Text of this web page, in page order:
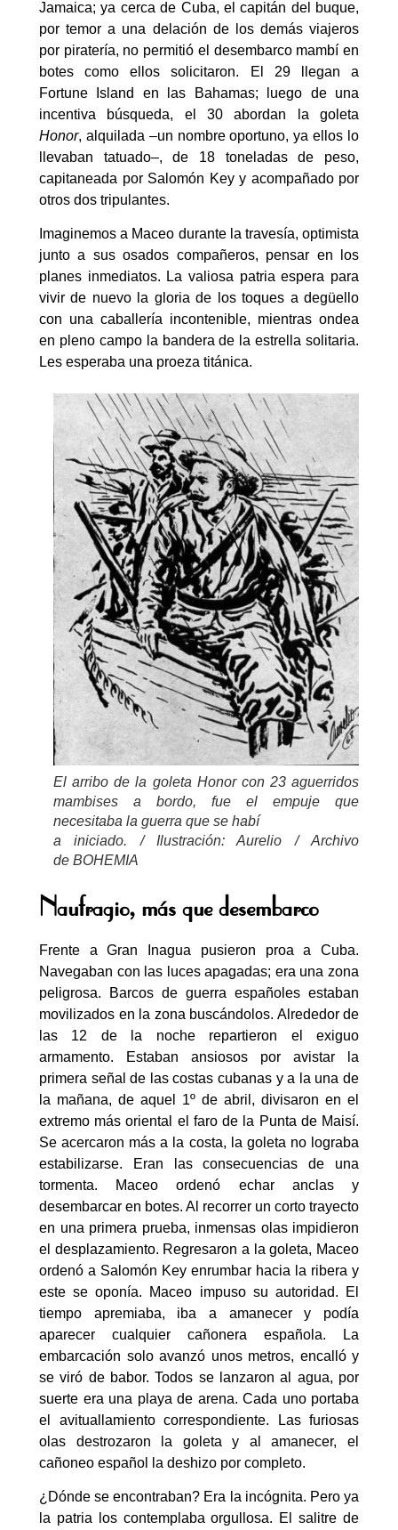
Jamaica; ya cerca de Cuba, el capitán del buque,
por temor a una delación de los demás viajeros
por piratería, no permitió el desembarco mambí en
botes como ellos solicitaron. El 29 llegan a
Fortune Island en las Bahamas; luego de una
incentiva búsqueda, el 30 abordan la goleta
Honor, alquilada –un nombre oportuno, ya ellos lo
llevaban tatuado–, de 18 toneladas de peso,
capitaneada por Salomón Key y acompañado por
otros dos tripulantes.
Imaginemos a Maceo durante la travesía, optimista
junto a sus osados compañeros, pensar en los
planes inmediatos. La valiosa patria espera para
vivir de nuevo la gloria de los toques a degüello
con una caballería incontenible, mientras ondea
en pleno campo la bandera de la estrella solitaria.
Les esperaba una proeza titánica.
El arribo de la goleta Honorcon 23 aguerridos
mambises a bordo, fue el empuje que
necesitaba la guerra que se habí
a iniciado. / Ilustración: Aurelio / Archivo
de BOHEMIA
Naufragio, más que desembarco
Frente a Gran Inagua pusieron proa a Cuba.
Navegaban con las luces apagadas; era una zona
peligrosa. Barcos de guerra españoles estaban
movilizados en la zona buscándolos. Alrededor de
las 12 de la noche repartieron el exiguo
armamento. Estaban ansiosos por avistar la
primera señal de las costas cubanas y a la una de
la mañana, de aquel 1º de abril, divisaron en el
extremo más oriental el faro de la Punta de Maisí.
Se acercaron más a la costa, la goleta no lograba
estabilizarse. Eran las consecuencias de una
tormenta. Maceo ordenó echar anclas y
desembarcar en botes. Al recorrer un corto trayecto
en una primera prueba, inmensas olas impidieron
el desplazamiento. Regresaron a la goleta, Maceo
ordenó a Salomón Key enrumbar hacia la ribera y
este se oponía. Maceo impuso su autoridad. El
tiempo apremiaba, iba a amanecer y podía
aparecer cualquier cañonera española. La
embarcación solo avanzó unos metros, encalló y
se viró de babor. Todos se lanzaron al agua, por
suerte era una playa de arena. Cada uno portaba
el avituallamiento correspondiente. Las furiosas
olas destrozaron la goleta y al amanecer, el
cañoneo español la deshizo por completo.
¿Dónde se encontraban? Era la incógnita. Pero ya
la patria los contemplaba orgullosa. El salitre de